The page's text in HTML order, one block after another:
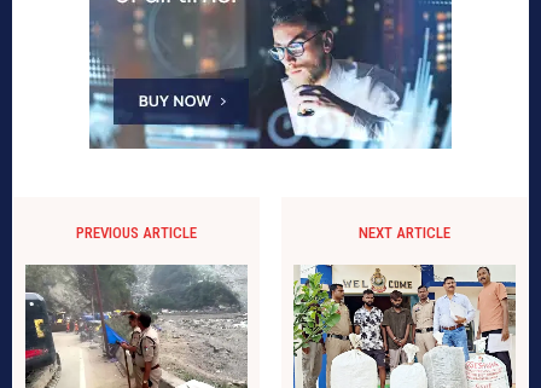
PREVIOUS ARTICLE NEXT ARTICLE